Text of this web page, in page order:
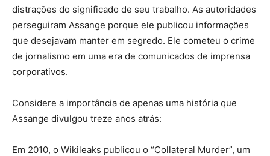
distrações do significado de seu trabalho. As autoridades
perseguiram Assange porque ele publicou informações
que desejavam manter em segredo. Ele cometeu o crime
de jornalismo em uma era de comunicados de imprensa
corporativos.
Considere a importância de apenas uma história que
Assange divulgou treze anos atrás:
Em 2010, o Wikileaks publicou o “Collateral Murder”, um